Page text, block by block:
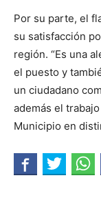
Por su parte, el
su satisfacción
región. “Es una
el puesto y
un ciudadano
además el
Municipio en